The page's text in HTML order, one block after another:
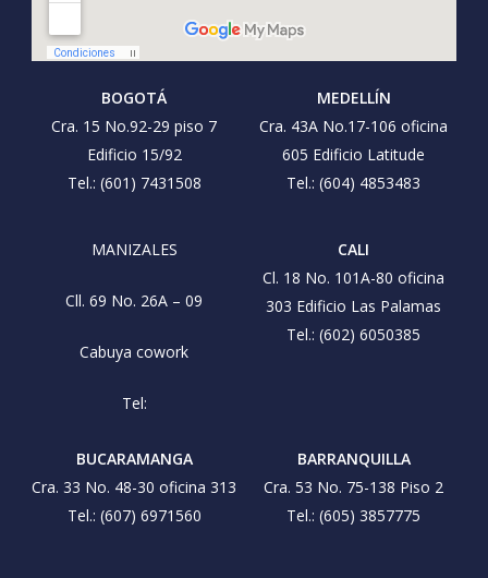
BOGOTÁ
Cra. 15 No.92-29 piso 7
Edificio 15/92
Tel.: (601) 7431508
MEDELLÍN
Cra. 43A No.17-106 oficina
605 Edificio Latitude
Tel.: (604) 4853483
MANIZALES
Cll. 69 No. 26A – 09
Cabuya cowork
Tel:
CALI
Cl. 18 No. 101A-80 oficina
303 Edificio Las Palamas
Tel.: (602) 6050385
BUCARAMANGA
Cra. 33 No. 48-30 oficina 313
Tel.: (607) 6971560
BARRANQUILLA
Cra. 53 No. 75-138 Piso 2
Tel.: (605) 3857775